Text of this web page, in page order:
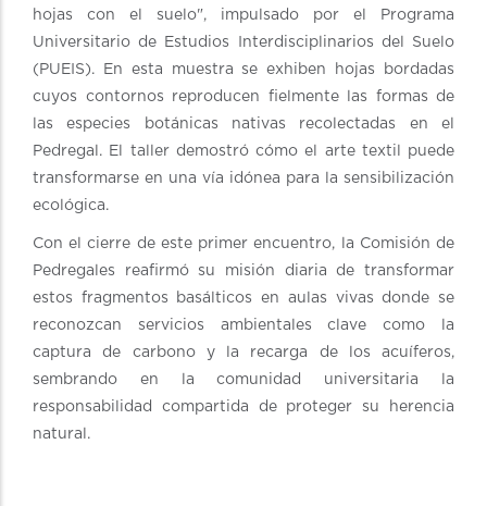
hojas con el suelo", impulsado por el Programa
Universitario de Estudios Interdisciplinarios del Suelo
(PUEIS). En esta muestra se exhiben hojas bordadas
cuyos contornos reproducen fielmente las formas de
las especies botánicas nativas recolectadas en el
Pedregal. El taller demostró cómo el arte textil puede
transformarse en una vía idónea para la sensibilización
ecológica.
Con el cierre de este primer encuentro, la Comisión de
Pedregales reafirmó su misión diaria de transformar
estos fragmentos basálticos en aulas vivas donde se
reconozcan servicios ambientales clave como la
captura de carbono y la recarga de los acuíferos,
sembrando en la comunidad universitaria la
responsabilidad compartida de proteger su herencia
natural.